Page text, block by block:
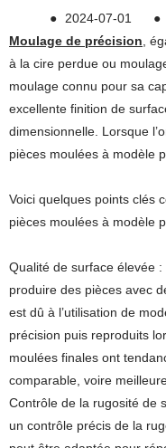
● 2024-07-01 ●
Moulage de précision,
à la cire perdue ou
moulage connu pour sa
excellente finition de
dimensionnelle. Lorsque
pièces moulées à modèle
Voici quelques points clés
pièces moulées à modèle
Qualité de surface élevée
produire des pièces avec
est dû à l’utilisation de
précision puis reproduits
moulées finales ont
comparable, voire
Contrôle de la rugosité de
un contrôle précis de la